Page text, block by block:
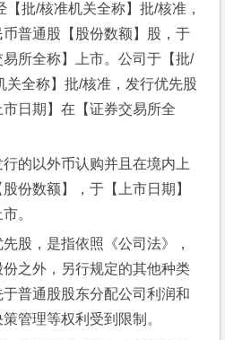
批/核准机关全称】批/核准，
普通股【股份数额】股，于
易所全称】上市。公司于【批/
关全称】批/核准，发行优先股
市日期】在【证券交易所全
的以外币认购并且在境内上
份数额】，于【上市日期】
。
股，是指依照《公司法》，
之外，另行规定的其他种类
普通股股东分配公司利润和
管理等权利受到限制。